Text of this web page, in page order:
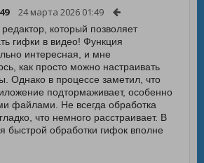
24 марта 2026 01:49
который позволяет
гифки в видео! Функция
интересная, и мне
как просто можно настраивать
Однако в процессе заметил, что
подтормаживает, особенно
файлами. Не всегда обработка
что немного расстраивает. В
быстрой обработки гифок вполне